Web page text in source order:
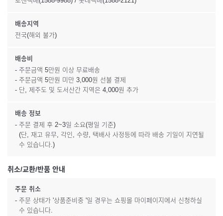
배송지역
전국(해외 불가)
배송비
- 주문금액 5만원 이상 무료배송
- 주문금액 5만원 미만 3,000원 선불 결제
- 단, 제주도 및 도서산간 지역은 4,000원 추가
배송 정보
- 주문 결제 후 2~3일 소요(평일 기준)
(단, 재고 유무, 각인, 수량, 택배사 사정등에 따라 배송 기일이 지연될
수 있습니다.)
취소/교환/반품 안내
주문 취소
- 주문 상태가 '상품준비중 '일 경우는 쇼핑몰 마이페이지에서 신청하실
수 있습니다.